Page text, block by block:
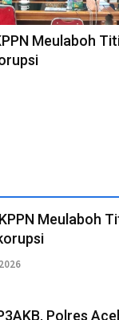
Meulaboh
Meulaboh
Polres